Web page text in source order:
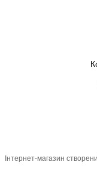
Інтернет-магазин